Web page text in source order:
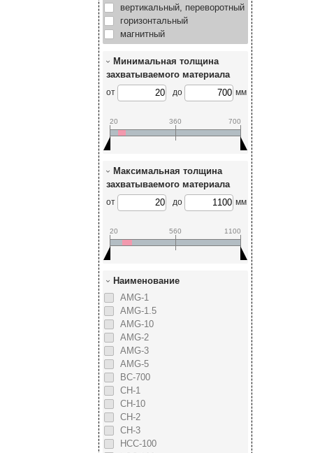
вертикальный, переворотный
горизонтальный
магнитный
Минимальная толщина
захватываемого материала
от до мм
20 360 700
Максимальная толщина
захватываемого материала
от до мм
20 560 1100
Наименование
AMG-1
AMG-1.5
AMG-10
AMG-2
AMG-3
AMG-5
BC-700
CH-1
CH-10
CH-2
CH-3
HCC-100